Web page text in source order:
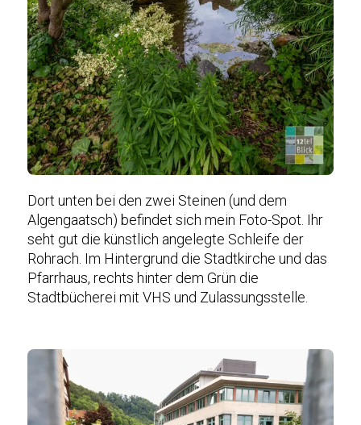
Dort unten bei den zwei Steinen (und dem
Algengaatsch) befindet sich mein Foto-Spot. Ihr
seht gut die künstlich angelegte Schleife der
Rohrach. Im Hintergrund die Stadtkirche und das
Pfarrhaus, rechts hinter dem Grün die
Stadtbücherei mit VHS und Zulassungsstelle.